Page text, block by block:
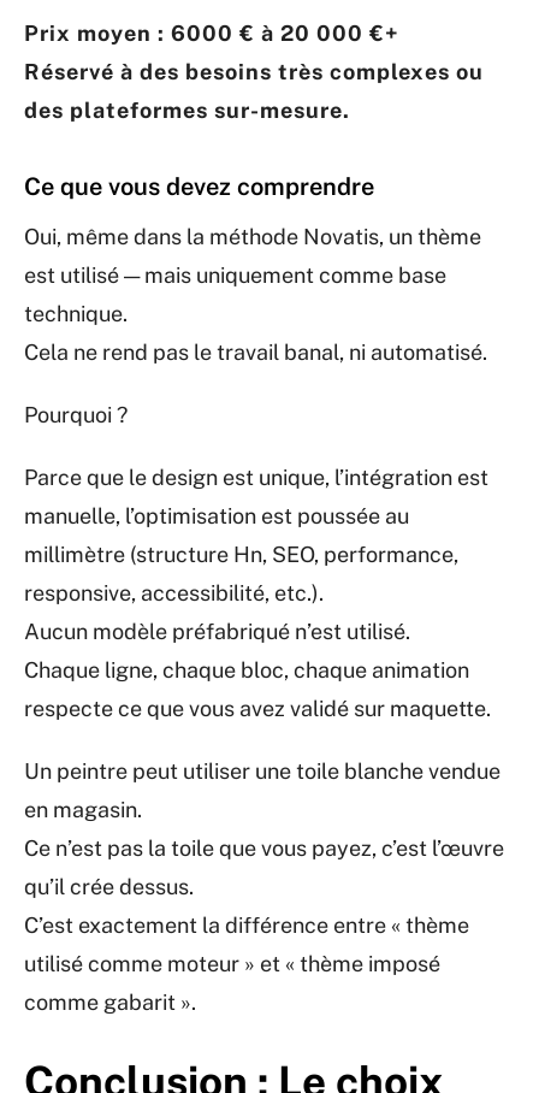
Prix moyen : 6000 € à 20 000 €+
Réservé à des besoins très complexes ou
des plateformes sur-mesure.
Ce que vous devez comprendre
Oui, même dans la méthode Novatis, un thème
est utilisé — mais uniquement comme base
technique.
Cela ne rend pas le travail banal, ni automatisé.
Pourquoi ?
Parce que le design est unique, l’intégration est
manuelle, l’optimisation est poussée au
millimètre (structure Hn, SEO, performance,
responsive, accessibilité, etc.).
Aucun modèle préfabriqué n’est utilisé.
Chaque ligne, chaque bloc, chaque animation
respecte ce que vous avez validé sur maquette.
Un peintre peut utiliser une toile blanche vendue
en magasin.
Ce n’est pas la toile que vous payez, c’est l’œuvre
qu’il crée dessus.
C’est exactement la différence entre « thème
utilisé comme moteur » et « thème imposé
comme gabarit ».
Conclusion : Le choix